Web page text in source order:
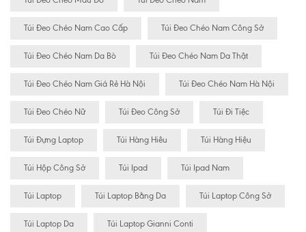
Túi Đeo Chéo Nam Cao Cấp Túi Đeo Chéo Nam Công Sở
Túi Đeo Chéo Nam Da Bò Túi Đeo Chéo Nam Da Thật
Túi Đeo Chéo Nam Giá Rẻ Hà Nội Túi Đeo Chéo Nam Hà Nội
Túi Đeo Chéo Nữ Túi Đeo Công Sở Túi Đi Tiệc
Túi Đựng Laptop Túi Hàng Hiêu Túi Hàng Hiệu
Túi Hộp Công Sở Túi Ipad Túi Ipad Nam
Túi Laptop Túi Laptop Bằng Da Túi Laptop Công Sở
Túi Laptop Da Túi Laptop Gianni Conti